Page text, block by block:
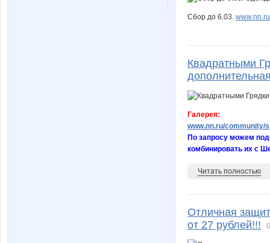
Сбор до 6.03.
Квадратными
Галерея:
www.nn.ru/community/
По запросу можем
комбинировать их с
Читать полностью
Отличная
от 27 рублей!!!